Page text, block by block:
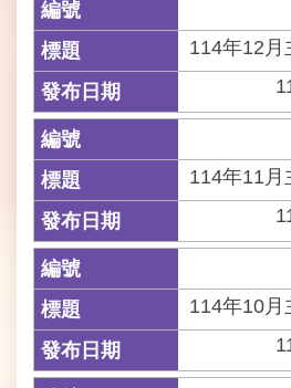
府
政
台
通
箱
114年12月
114年11月
114年10月